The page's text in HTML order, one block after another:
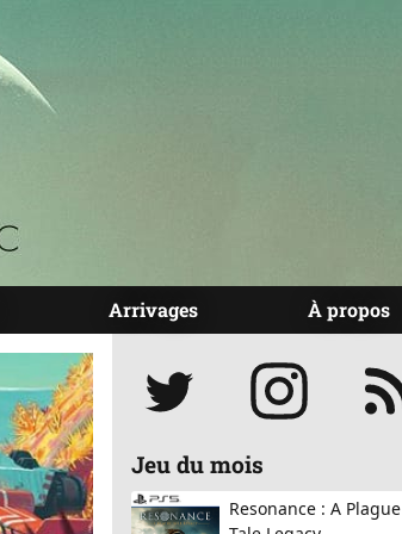
Arrivages À propos
Réseaux
Jeu du mois
Resonance : A Plague